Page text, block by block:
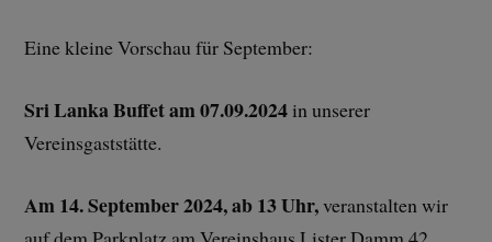
Eine kleine Vorschau für September:
Sri Lanka Buffetam 07.09.2024in unserer
Vereinsgaststätte.
Am 14. September 2024, ab 13 Uhr,veranstalten wir